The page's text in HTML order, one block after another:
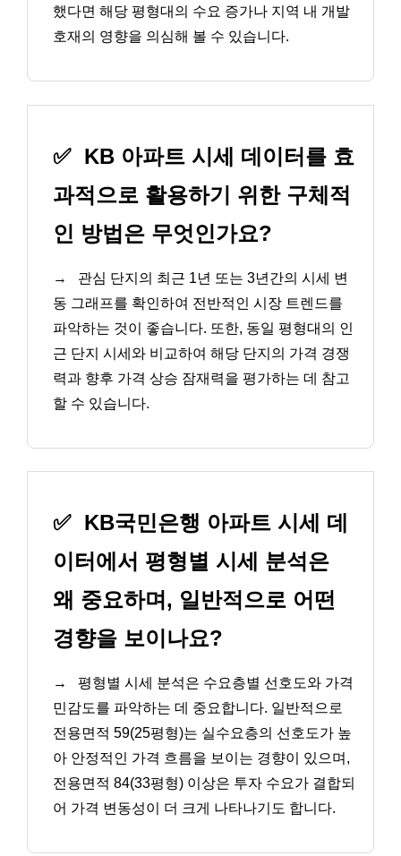
했다면 해당 평형대의 수요 증가나 지역 내 개발
호재의 영향을 의심해 볼 수 있습니다.
✅ KB 아파트 시세 데이터를 효
과적으로 활용하기 위한 구체적
인 방법은 무엇인가요?
→
관심 단지의 최근 1년 또는 3년간의 시세 변
동 그래프를 확인하여 전반적인 시장 트렌드를
파악하는 것이 좋습니다. 또한, 동일 평형대의 인
근 단지 시세와 비교하여 해당 단지의 가격 경쟁
력과 향후 가격 상승 잠재력을 평가하는 데 참고
할 수 있습니다.
✅ KB국민은행 아파트 시세 데
이터에서 평형별 시세 분석은
왜 중요하며, 일반적으로 어떤
경향을 보이나요?
→
평형별 시세 분석은 수요층별 선호도와 가격
민감도를 파악하는 데 중요합니다. 일반적으로
전용면적 59(25평형)는 실수요층의 선호도가 높
아 안정적인 가격 흐름을 보이는 경향이 있으며,
전용면적 84(33평형) 이상은 투자 수요가 결합되
어 가격 변동성이 더 크게 나타나기도 합니다.